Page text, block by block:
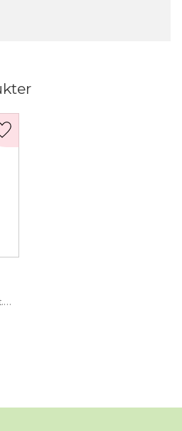
Lägg till i favoriter